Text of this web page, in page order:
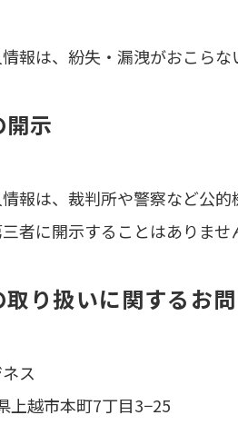
報は、紛失・漏洩がおこらな
示
報は、裁判所や警察など公
者に開示することはありませ
り扱いに関するお
ス
上越市本町7丁目3−25